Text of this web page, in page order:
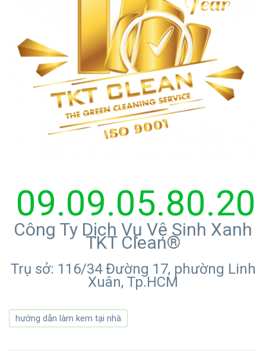
09.09.05.80.20
Công Ty Dịch Vụ Vệ Sinh Xanh
TKT Clean®
Trụ sở: 116/34 Đường 17, phường Linh
Xuân, Tp.HCM
hướng dẫn làm kem tại nhà